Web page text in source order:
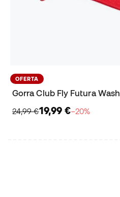
OFERTA
Gorra Club Fly Futura Wash
24,99 €19,99 €−20%